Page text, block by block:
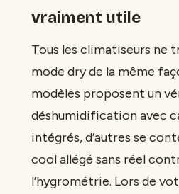
vraiment utile
Tous les climatiseurs ne
mode dry de la même
modèles proposent un
déshumidification avec
intégrés, d’autres se
cool allégé sans réel
l’hygrométrie. Lors de